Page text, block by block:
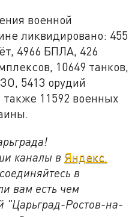
военной
ликвидировано: 455
4966 БПЛА, 426
10649 танков,
5413 орудий
11592 военных
каналы в Яндекс.
в
вам есть чем
"Царьград-Ростов-на-